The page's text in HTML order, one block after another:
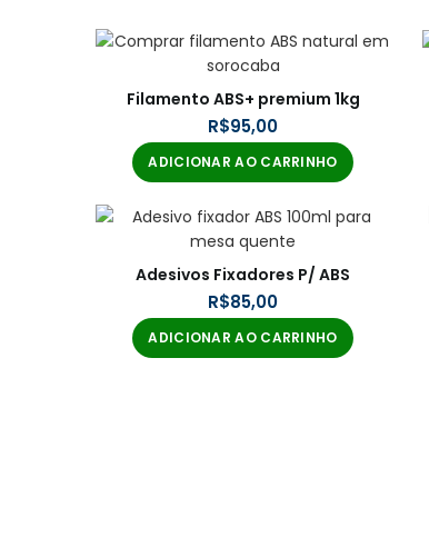
Filamento ABS+ premium 1kg
R$
ADICIONAR AO CARRINHO
Adesivos Fixadores P/ ABS
R$
ADICIONAR AO CARRINHO